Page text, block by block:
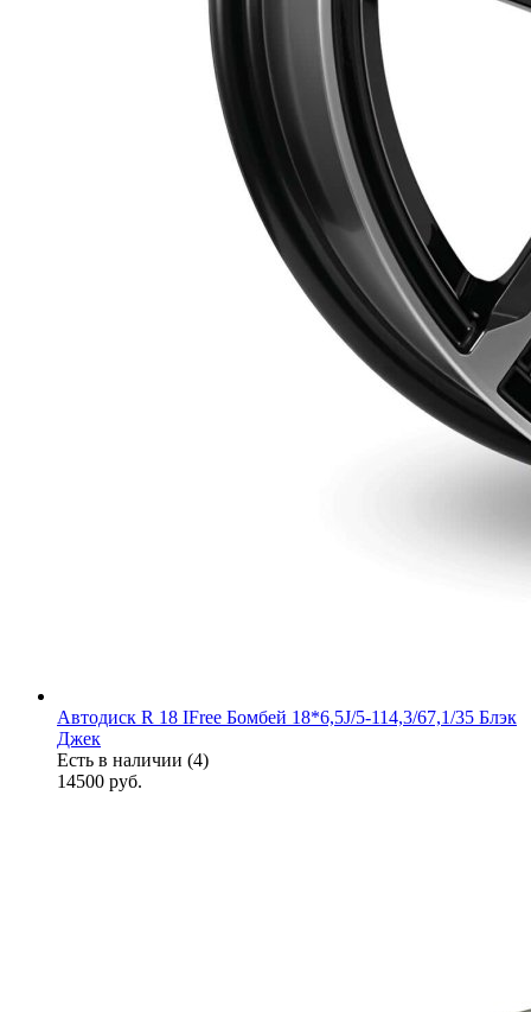
Автодиск R 18 IFree Бомбей 18*6,5J/5-114,3/67,1/35 Блэк
Джек
Есть в наличии (4)
14500 руб.